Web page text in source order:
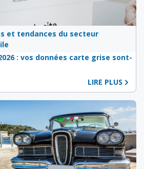
et tendances du secteur
: vos données carte grise sont-
LIRE PLUS